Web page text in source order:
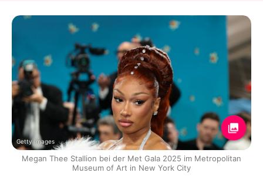
Getty Images
Megan Thee Stallion bei der Met Gala 2025 im Metropolitan
Museum of Art in New York City